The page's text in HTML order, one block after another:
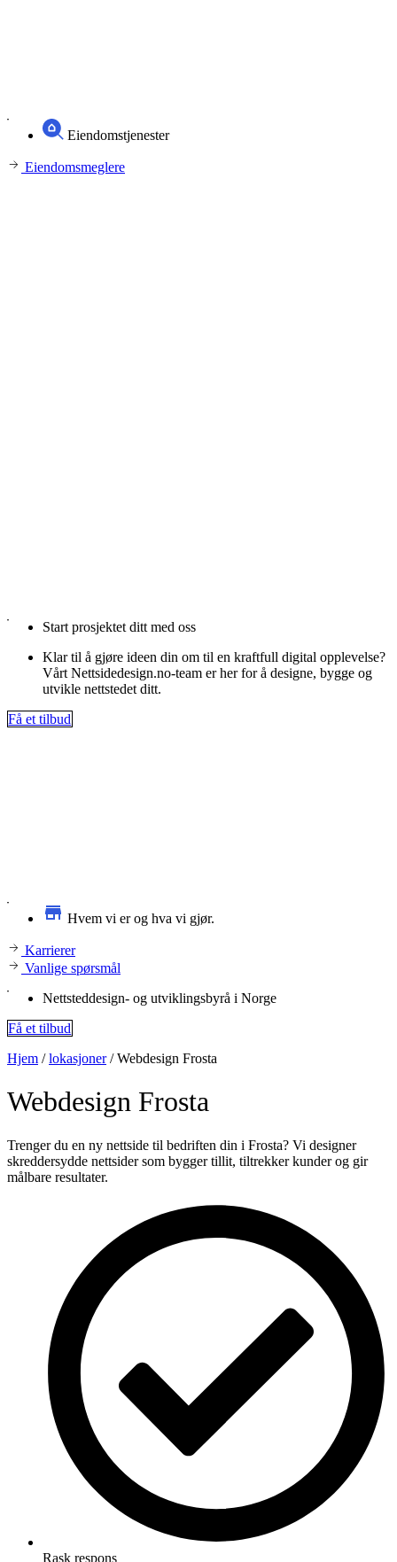
Eiendomstjenester
Eiendomsmeglere
Start prosjektet ditt med oss
Klar til å gjøre ideen din om til en kraftfull digital opplevelse?
Vårt Nettsidedesign.no-team er her for å designe, bygge og
utvikle nettstedet ditt.
Få et tilbud
Hvem vi er og hva vi gjør.
Karrierer
Vanlige spørsmål
Nettsteddesign- og utviklingsbyrå i Norge
Få et tilbud
Hjem /lokasjoner/Webdesign Frosta
Webdesign Frosta
Trenger du en ny nettside til bedriften din i Frosta? Vi designer
skreddersydde nettsider som bygger tillit, tiltrekker kunder og gir
målbare resultater.
Rask respons